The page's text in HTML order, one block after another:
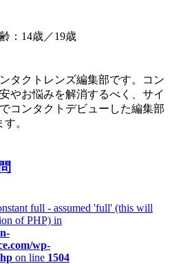
：14歳／19歳
タクトレンズ編集部です。コン
やお悩みを解消するべく、サイ
コンタクトデビューした編集部
。
full - assumed 'full' (this will
of PHP) in
wp-
on line 1504